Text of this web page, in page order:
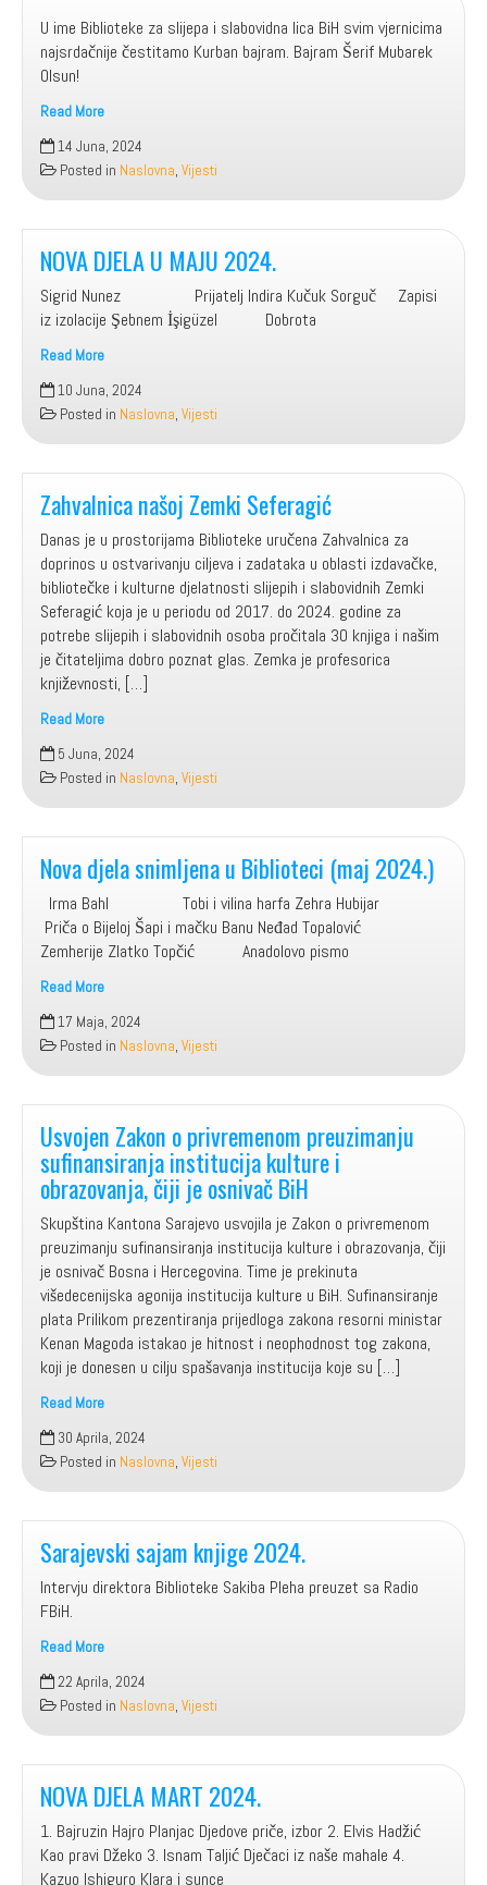
U ime Biblioteke za slijepa i slabovidna lica BiH svim vjernicima
najsrdačnije čestitamo Kurban bajram. Bajram Šerif Mubarek
Olsun!
Read More
14 Juna, 2024
Posted in Naslovna, Vijesti
NOVA DJELA U MAJU 2024.
Sigrid Nunez Prijatelj Indira Kučuk Sorguč Zapisi
iz izolacije Şebnem İşigüzel Dobrota
Read More
NOVA
DJELA
U
MAJU
2024.
10 Juna, 2024
Posted in Naslovna, Vijesti
Zahvalnica našoj Zemki Seferagić
Danas je u prostorijama Biblioteke uručena Zahvalnica za
doprinos u ostvarivanju ciljeva i zadataka u oblasti izdavačke,
bibliotečke i kulturne djelatnosti slijepih i slabovidnih Zemki
Seferagić koja je u periodu od 2017. do 2024. godine za
potrebe slijepih i slabovidnih osoba pročitala 30 knjiga i našim
je čitateljima dobro poznat glas. Zemka je profesorica
književnosti, […]
Read More
Zahvalnica
našoj
Zemki
Seferagić
5 Juna, 2024
Posted in Naslovna, Vijesti
Nova djela snimljena u Biblioteci (maj 2024.)
Irma Bahl Tobi i vilina harfa Zehra Hubijar
Priča o Bijeloj Šapi i mačku Banu Neđad Topalović
Zemherije Zlatko Topčić Anadolovo pismo
Read More
Nova
djela
snimljena
u
Biblioteci
(maj
2024.)
17 Maja, 2024
Posted in Naslovna, Vijesti
Usvojen Zakon o privremenom preuzimanju
sufinansiranja institucija kulture i
obrazovanja, čiji je osnivač BiH
Skupština Kantona Sarajevo usvojila je Zakon o privremenom
preuzimanju sufinansiranja institucija kulture i obrazovanja, čiji
je osnivač Bosna i Hercegovina. Time je prekinuta
višedecenijska agonija institucija kulture u BiH. Sufinansiranje
plata Prilikom prezentiranja prijedloga zakona resorni ministar
Kenan Magoda istakao je hitnost i neophodnost tog zakona,
koji je donesen u cilju spašavanja institucija koje su […]
Read More
Usvojen
Zakon
o
privremenom
preuzimanju
sufinansiranja
institucija
kulture
i
obrazovanja,
je
osnivač BiH
30 Aprila, 2024
Posted in Naslovna, Vijesti
Sarajevski sajam knjige 2024.
Intervju direktora Biblioteke Sakiba Pleha preuzet sa Radio
FBiH.
Read More
Sarajevski
sajam
knjige
2024.
22 Aprila, 2024
Posted in Naslovna, Vijesti
NOVA DJELA MART 2024.
1. Bajruzin Hajro Planjac Djedove priče, izbor 2. Elvis Hadžić
Kao pravi Džeko 3. Isnam Taljić Dječaci iz naše mahale 4.
Kazuo Ishiguro Klara i sunce